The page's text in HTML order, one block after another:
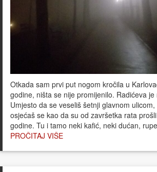
Otkada sam prvi put nogom kročila u
godine, ništa se nije promijenilo. Radićeva
Umjesto da se veseliš šetnji glavnom
osjećaš se kao da su od završetka rata
godine. Tu i tamo neki kafić, neki dućan,
PROČITAJ VIŠE